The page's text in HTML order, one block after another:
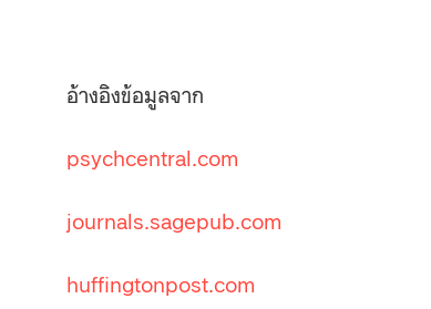
อ้างอิงข้อมูลจาก
psychcentral.com
journals.sagepub.com
huffingtonpost.com